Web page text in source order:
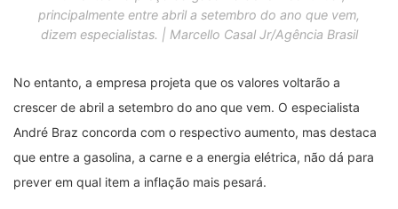
principalmente entre abril a setembro do ano que vem,
dizem especialistas. | Marcello Casal Jr/Agência Brasil
No entanto, a empresa projeta que os valores voltarão a
crescer de abril a setembro do ano que vem. O especialista
André Braz concorda com o respectivo aumento, mas destaca
que entre a gasolina, a carne e a energia elétrica, não dá para
prever em qual item a inflação mais pesará.